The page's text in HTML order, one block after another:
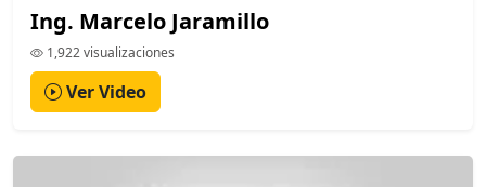
Ing. Marcelo Jaramillo
1,922 visualizaciones
Ver Video